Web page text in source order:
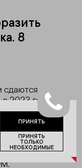
8
сдаются
2023 году
сегменте
классе.
квартал
ПРИНЯТЬ
ПРИНЯТЬ
ТОЛЬКО
НЕОБХОДИМЫЕ